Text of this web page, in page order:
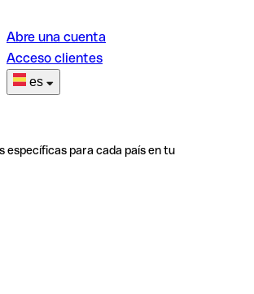
Abre una cuenta
Acceso clientes
es
específicas para cada país en tu